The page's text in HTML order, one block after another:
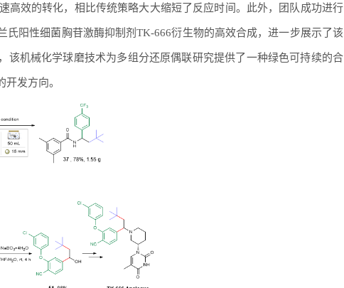
高效的转化，相比传统策略大大缩短了反应时间。此外，团队成功进行
氏阳性细菌胸苷激酶抑制剂TK-666衍生物的高效合成，进一步展示了该
该机械化学球磨技术为多组分还原偶联研究提供了一种绿色可持续的合
发方向。